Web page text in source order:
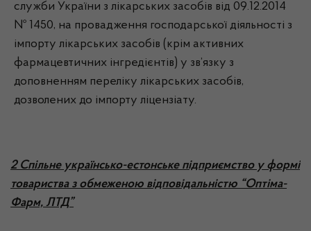
служби України з лікарських засобів від 09.12.2014
№ 1450, на провадження господарської діяльності з
імпорту лікарських засобів (крім активних
фармацевтичних інгредієнтів) у зв’язку з
доповненням переліку лікарських засобів,
дозволених до імпорту ліцензіату.
2 Спільне українсько-естонське підприємство у формі
товариства з обмеженою відповідальністю “Оптіма-
Фарм, ЛТД”